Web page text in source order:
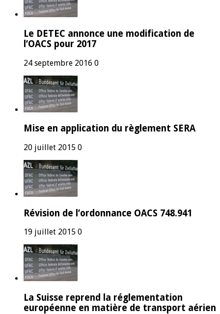
Le DETEC annonce une modification de
l’OACS pour 2017
24 septembre 2016 0
Mise en application du règlement SERA
20 juillet 2015 0
Révision de l’ordonnance OACS 748.941
19 juillet 2015 0
La Suisse reprend la réglementation
européenne en matière de transport aérien